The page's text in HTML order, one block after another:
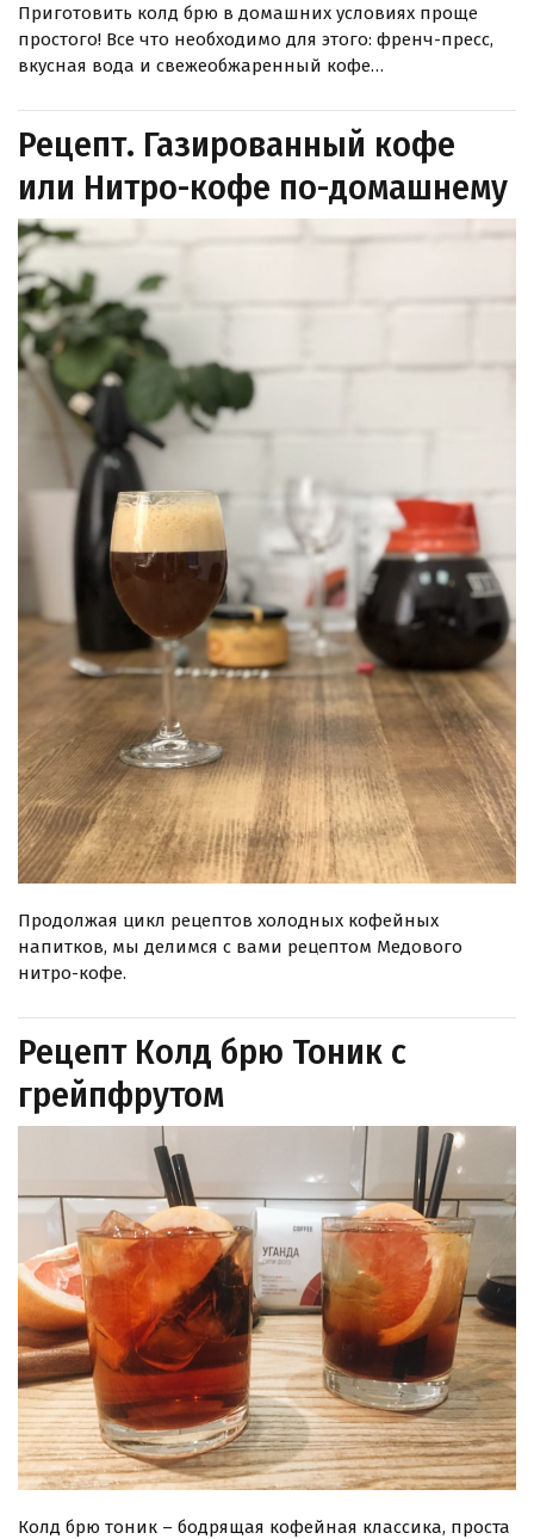
Приготовить колд брю в домашних условиях проще
простого! Все что необходимо для этого: френч-пресс,
вкусная вода и свежеобжаренный кофе…
Рецепт. Газированный кофе
или Нитро-кофе по-домашнему
Продолжая цикл рецептов холодных кофейных
напитков, мы делимся с вами рецептом Медового
нитро-кофе.
Рецепт Колд брю Тоник с
грейпфрутом
Колд брю тоник – бодрящая кофейная классика, проста